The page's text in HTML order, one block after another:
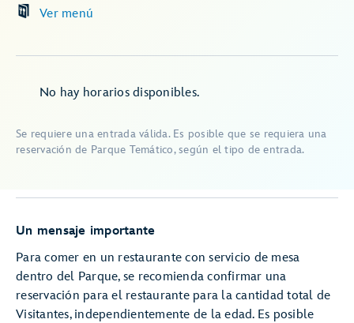
Ver menú
No hay horarios disponibles.
Se requiere una entrada válida. Es posible que se requiera una
reservación de Parque Temático, según el tipo de entrada.
Un mensaje importante
Para comer en un restaurante con servicio de mesa
dentro del Parque, se recomienda confirmar una
reservación para el restaurante para la cantidad total de
Visitantes, independientemente de la edad. Es posible